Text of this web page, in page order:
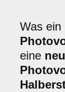
Was ein
eine